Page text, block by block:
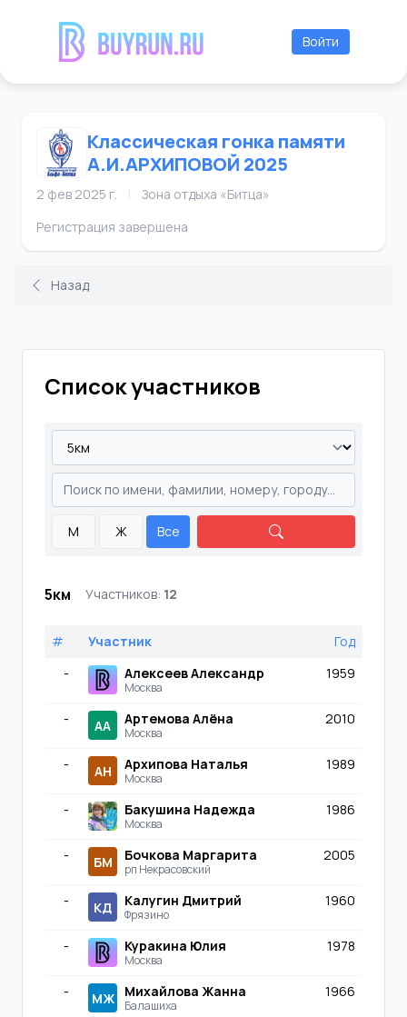
Войти
Классическая гонка памяти
А.И.АРХИПОВОЙ 2025
2 фев 2025 г. |
Зона отдыха «Битца»
Регистрация завершена
Назад
Список участников
М Ж Все
5км Участников: 12
# Участник
Год
-
Алексеев Александр
Москва
1959
- АА Артемова Алёна
Москва
2010
- АН Архипова Наталья
Москва
1989
- Бакушина Надежда
Москва
1986
- БМ Бочкова Маргарита
рп Некрасовский
2005
- КД Калугин Дмитрий
Фрязино
1960
- Куракина Юлия
Москва
1978
- МЖ Михайлова Жанна
Балашиха
1966